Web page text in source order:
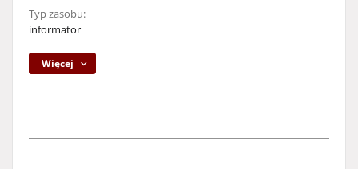
Typ zasobu:
informator
Więcej